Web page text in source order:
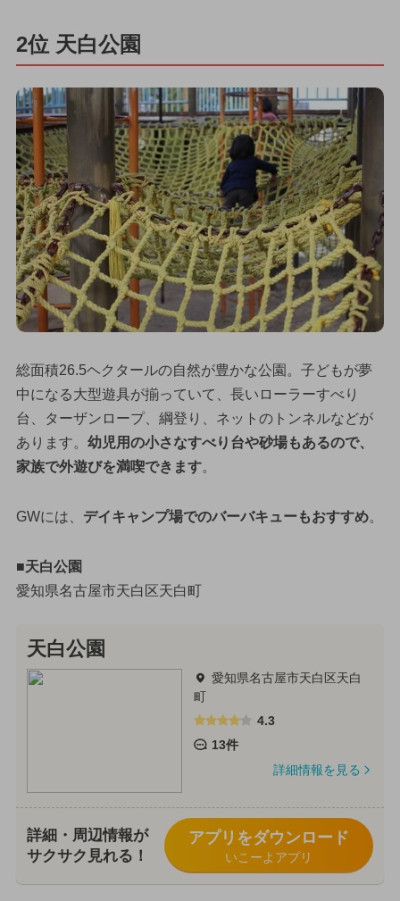
2位 天白公園
総面積26.5ヘクタールの自然が豊かな公園。子どもが夢
中になる大型遊具が揃っていて、長いローラーすべり
台、ターザンロープ、綱登り、ネットのトンネルなどが
あります。 幼児用の小さなすべり台や砂場もあるので、
家族で外遊びを満喫できます。
GWには、 デイキャンプ場でのバーバキューもおすすめ。
■天白公園
愛知県名古屋市天白区天白町
天白公園
愛知県名古屋市天白区天白
町
4.3
13件
詳細情報を見る
詳細・周辺情報が
サクサク見れる！
アプリをダウンロード
いこーよアプリ